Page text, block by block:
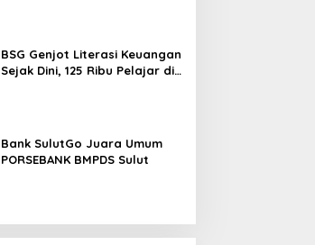
BSG Genjot Literasi Keuangan
Sejak Dini, 125 Ribu Pelajar di
Bank SulutGo Juara Umum
PORSEBANK BMPDS Sulut